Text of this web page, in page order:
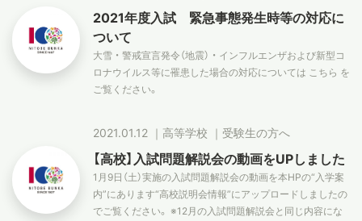
2021年度入試 緊急事態発生時等の対応に
ついて
大雪 ・ 警戒宣言発令（地震） ・ インフルエンザおよび新型コ
ロナウイルス等に罹患した場合の対応については こちら を
ご覧ください。
2021.01.12｜ 高等学校 ｜ 受験生の方へ
【高校】入試問題解説会の動画をUPしました
1月9日（土）実施の入試問題解説会の動画を本HPの“入学案
内”にあります“高校説明会情報”にアップロードしましたの
でご覧ください。 ※12月の入試問題解説会と同じ内容にな